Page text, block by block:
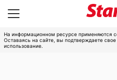
На информационном ресурсе применяются
Оставаясь на сайте, вы подтверждаете свое
использование.